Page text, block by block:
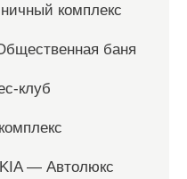
комплекс
баня
клуб
— Автолюкс